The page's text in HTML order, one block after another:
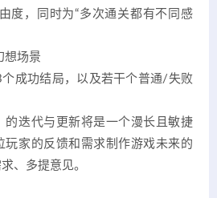
度，同时为“多次通关都有不同感
想场景
个成功结局，以及若干个普通/失败
的迭代与更新将是一个漫长且敏捷
玩家的反馈和需求制作游戏未来的
、多提意见。